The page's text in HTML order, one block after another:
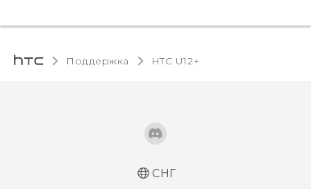
Поддержка HTC U12+‎
СНГ